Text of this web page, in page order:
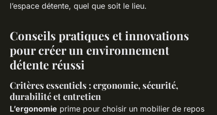
l’espace détente, quel que soit le lieu.
Conseils pratiques et innovations
pour créer un environnement
détente réussi
Critères essentiels : ergonomie, sécurité,
durabilité et entretien
L’ergonomie prime pour choisir un mobilier de repos